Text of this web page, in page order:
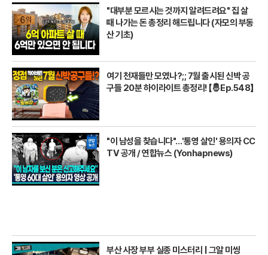
"대부분 모르시는 것까지 알려드려요" 집 살
때 나가는 돈 총정리 해드립니다 (자모의 부동
산 기초)
여기 천재들만 모였나?;; 7월 출시된 신박 공
구들 20분 하이라이트 총정리! 【🤴Ep.548】
"이 남성을 찾습니다"…'통영 살인' 용의자 CC
TV 공개 / 연합뉴스 (Yonhapnews)
부산 사장 부부 실종 미스터리 | 그알 미씽